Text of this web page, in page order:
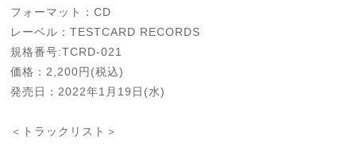
フォーマット：CD
レーベル：TESTCARD RECORDS
規格番号:TCRD-021
価格：2,200円(税込)
発売日：2022年1月19日(水)
＜トラックリスト＞